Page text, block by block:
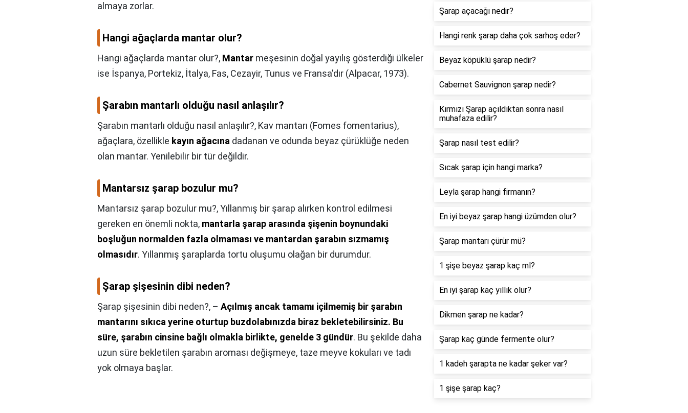
almaya zorlar.
Hangi ağaçlarda mantar olur?
Hangi ağaçlarda mantar olur?, Mantar meşesinin doğal yayılış gösterdiği ülkeler
ise İspanya, Portekiz, İtalya, Fas, Cezayir, Tunus ve Fransa'dır (Alpacar, 1973).
Şarabın mantarlı olduğu nasıl anlaşılır?
Şarabın mantarlı olduğu nasıl anlaşılır?, Kav mantarı (Fomes fomentarius),
ağaçlara, özellikle kayın ağacına dadanan ve odunda beyaz çürüklüğe neden
olan mantar. Yenilebilir bir tür değildir.
Mantarsız şarap bozulur mu?
Mantarsız şarap bozulur mu?,Yıllanmış bir şarap alırken kontrol edilmesi
gereken en önemli nokta, mantarla şarap arasında şişenin boynundaki
boşluğun normalden fazla olmaması ve mantardan şarabın sızmamış
olmasıdır. Yıllanmış şaraplarda tortu oluşumu olağan bir durumdur.
Şarap şişesinin dibi neden?
Şarap şişesinin dibi neden?, – Açılmış ancak tamamı içilmemiş bir şarabın
mantarını sıkıca yerine oturtup buzdolabınızda biraz bekletebilirsiniz. Bu
süre, şarabın cinsine bağlı olmakla birlikte, genelde 3 gündür. Bu şekilde daha
uzun süre bekletilen şarabın aroması değişmeye, taze meyve kokuları ve tadı
yok olmaya başlar.
Şarap açacağı nedir?
Hangi renk şarap daha çok sarhoş eder?
Beyaz köpüklü şarap nedir?
Cabernet Sauvignon şarap nedir?
Kırmızı Şarap açıldıktan sonra nasıl
muhafaza edilir?
Şarap nasıl test edilir?
Sıcak şarap için hangi marka?
Leyla şarap hangi firmanın?
En iyi beyaz şarap hangi üzümden olur?
Şarap mantarı çürür mü?
1 şişe beyaz şarap kaç ml?
En iyi şarap kaç yıllık olur?
Dikmen şarap ne kadar?
Şarap kaç günde fermente olur?
1 kadeh şarapta ne kadar şeker var?
1 şişe şarap kaç?